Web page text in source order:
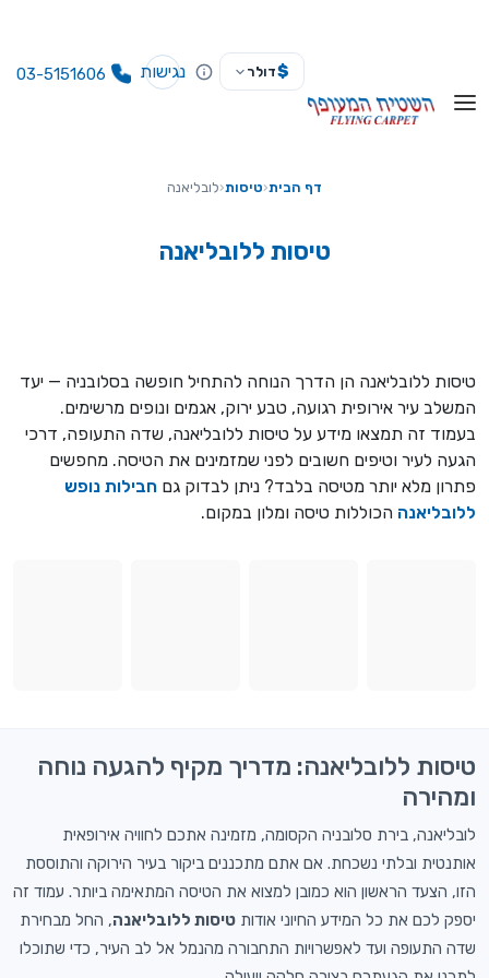
$דולר נגישות 03-5151606
דף הבית‹טיסות‹לובליאנה
טיסות ללובליאנה
טיסות ללובליאנה הן הדרך הנוחה להתחיל חופשה בסלובניה — יעד
המשלב עיר אירופית רגועה, טבע ירוק, אגמים ונופים מרשימים.
בעמוד זה תמצאו מידע על טיסות ללובליאנה, שדה התעופה, דרכי
הגעה לעיר וטיפים חשובים לפני שמזמינים את הטיסה. מחפשים
פתרון מלא יותר מטיסה בלבד? ניתן לבדוק גם חבילות נופש
ללובליאנה הכוללות טיסה ומלון במקום.
טיסות ללובליאנה: מדריך מקיף להגעה נוחה
ומהירה
לובליאנה, בירת סלובניה הקסומה, מזמינה אתכם לחוויה אירופאית
אותנטית ובלתי נשכחת. אם אתם מתכננים ביקור בעיר הירוקה והתוססת
הזו, הצעד הראשון הוא כמובן למצוא את הטיסה המתאימה ביותר. עמוד זה
יספק לכם את כל המידע החיוני אודות טיסות ללובליאנה, החל מבחירת
שדה התעופה ועד לאפשרויות התחבורה מהנמל אל לב העיר, כדי שתוכלו